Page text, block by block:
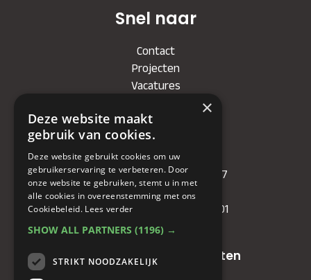
Snel naar
Contact
Projecten
Vacatures
Bedrijf
KVK: 71479090
IBAN : NL81RABO0349089957
BIC :
RABONL2U
BTW (VAT) :
NL. 858732191.B01
Oude baan 49, 5125 NG Hulten
×
Deze website maakt
gebruik van cookies.
Deze website gebruikt cookies om uw
gebruikerservaring te verbeteren. Door
onze website te gebruiken, stemt u in met
alle cookies in overeenstemming met ons
Cookiebeleid. Lees verder
SHOW ALL PARTNERS (1196) →
STRIKT NOODZAKELIJK